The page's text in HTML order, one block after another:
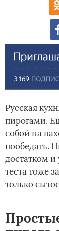
Русская
пирогами.
собой на
пообедать.
достатком
теста тоже
только